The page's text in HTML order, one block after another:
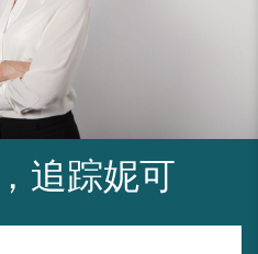
追踪妮可